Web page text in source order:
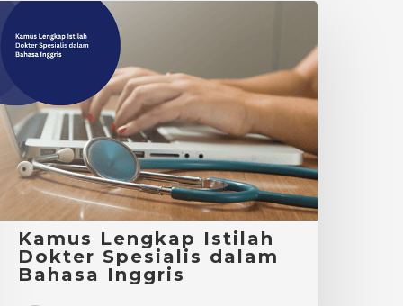
Kamus Lengkap Istilah
Dokter Spesialis dalam
Bahasa Inggris